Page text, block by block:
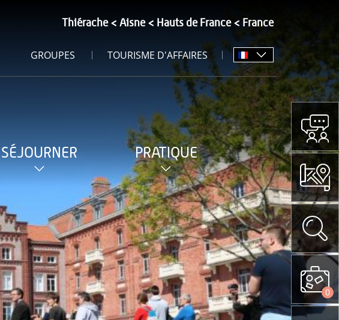
Thiérache Aisne Hauts de France France
GROUPES TOURISME D'AFFAIRES
SÉJOURNER PRATIQUE
0